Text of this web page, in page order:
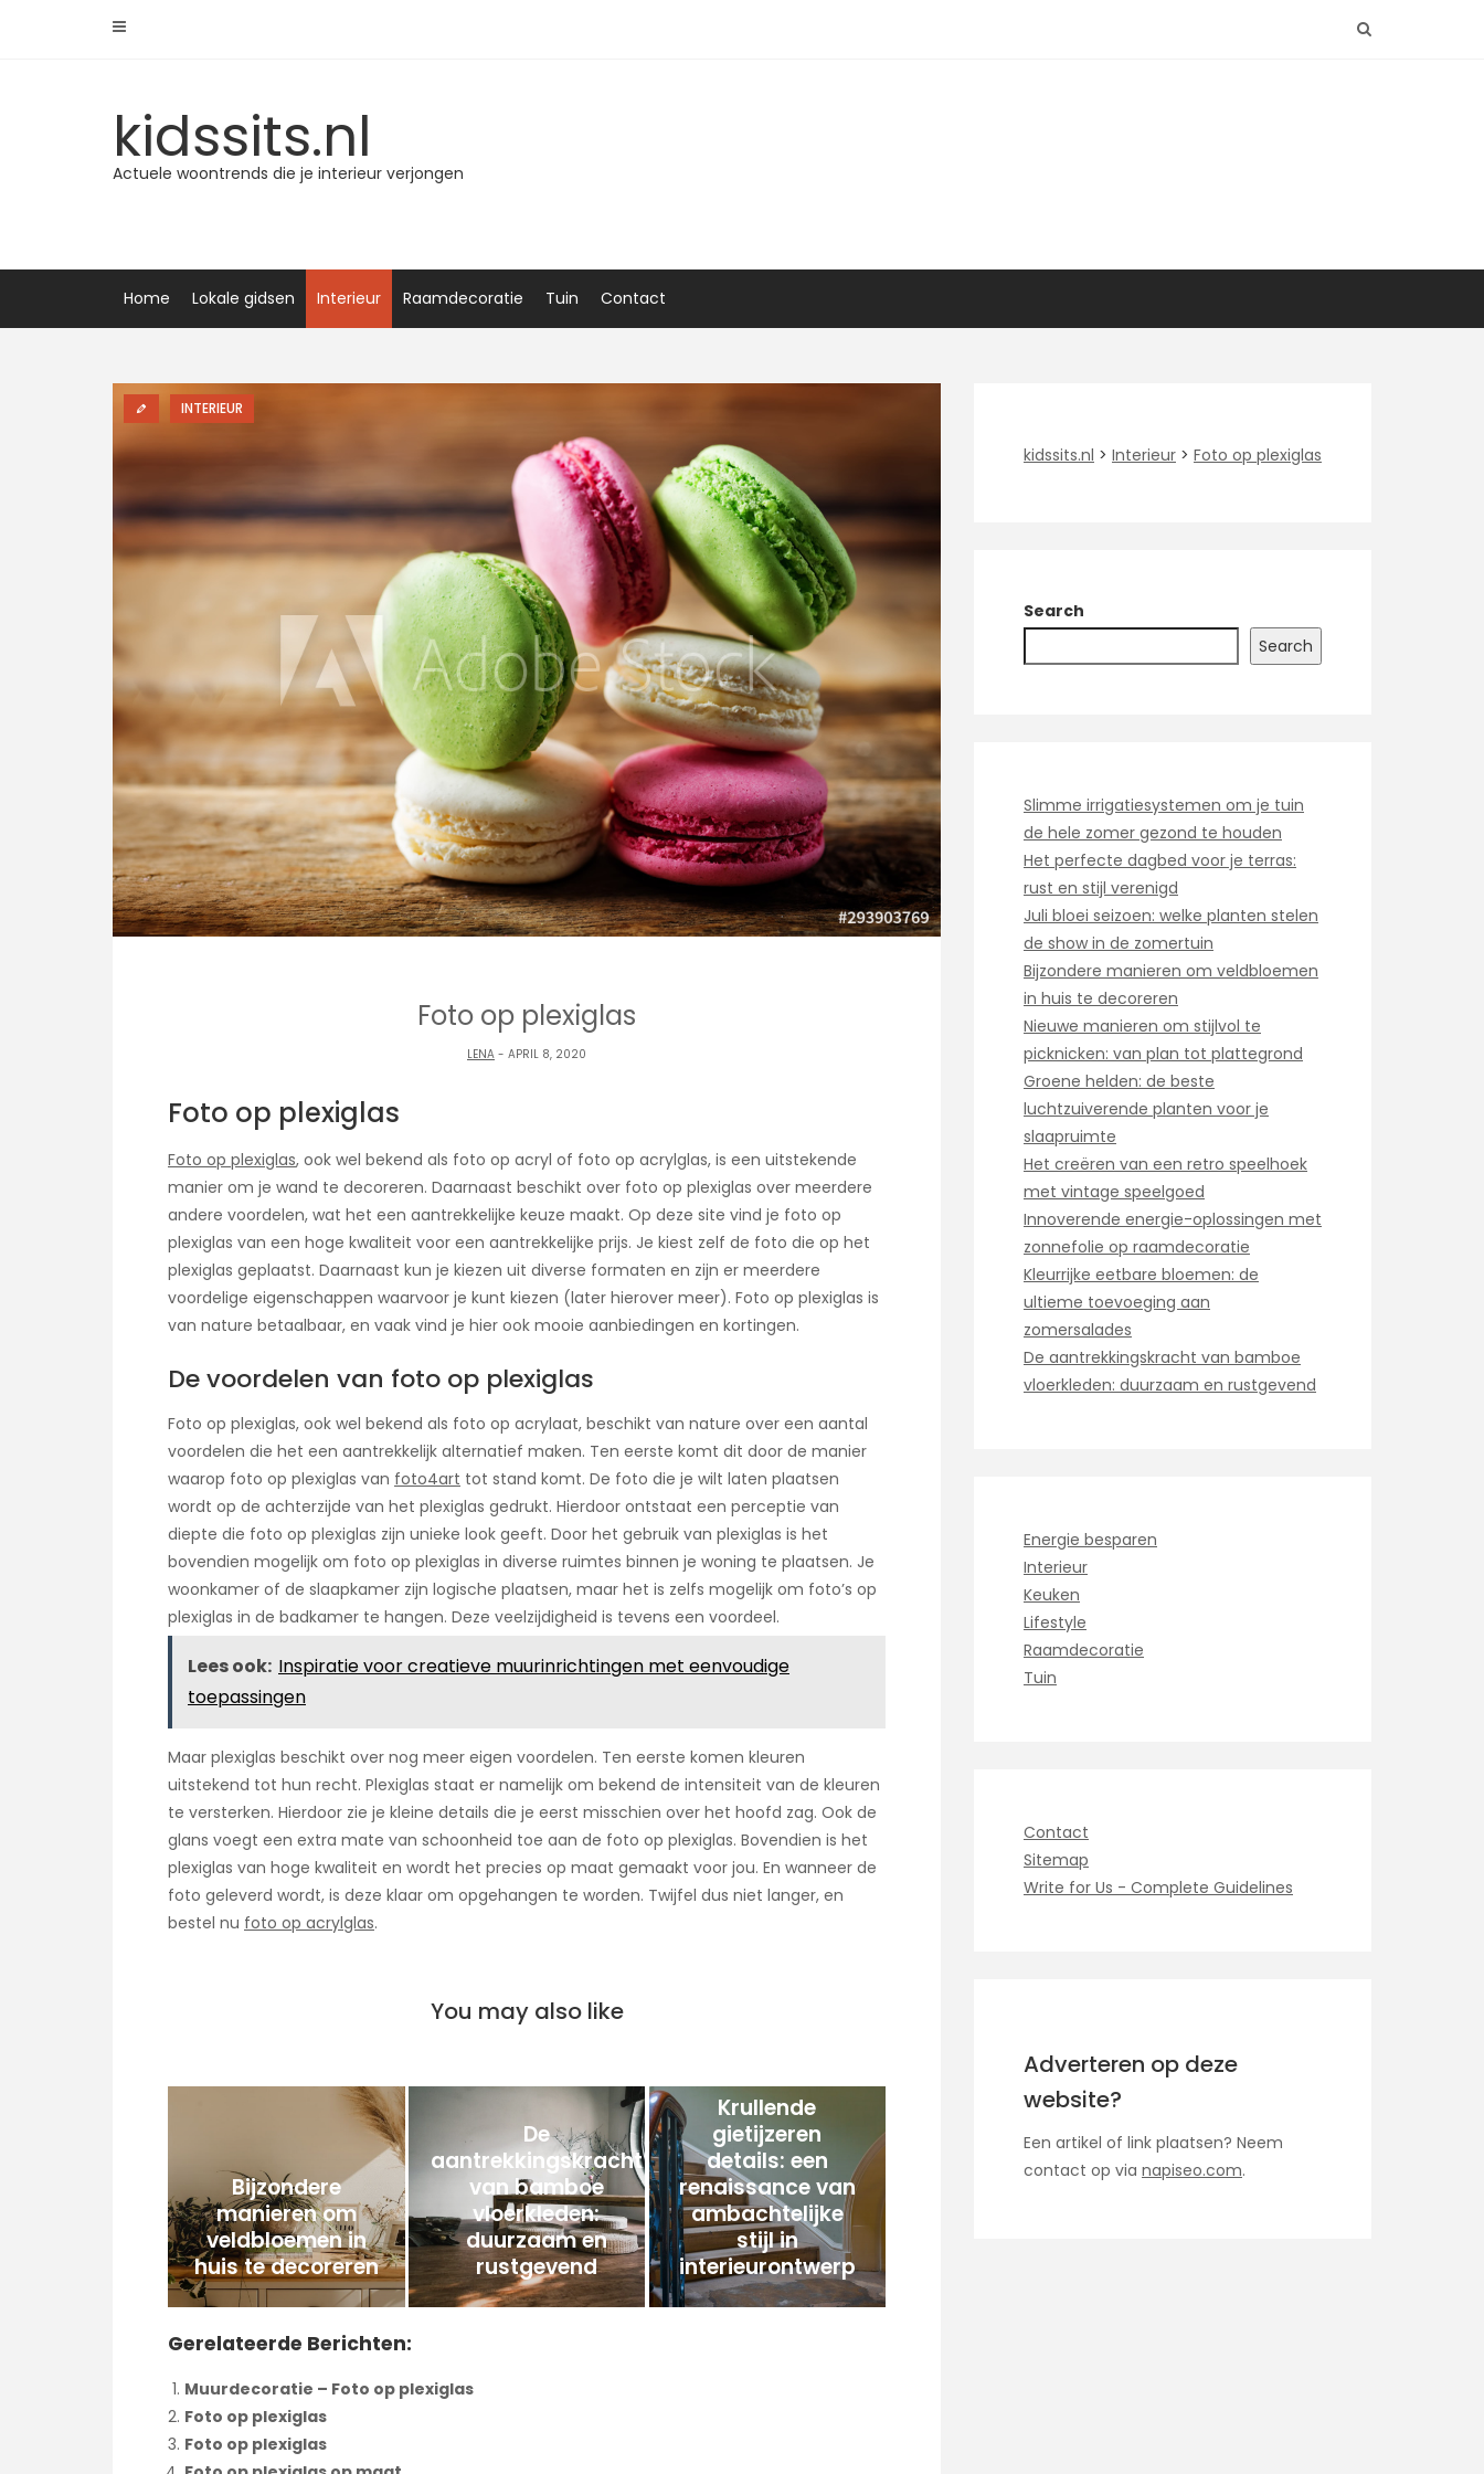
kidssits.nl
Actuele woontrends die je interieur verjongen
Home Lokale gidsen Interieur Raamdecoratie Tuin Contact
INTERIEUR
Foto op plexiglas
LENA - APRIL 8, 2020
Foto op plexiglas
Foto op plexiglas, ook wel bekend als foto op acryl of foto op acrylglas, is een uitstekende
manier om je wand te decoreren. Daarnaast beschikt over foto op plexiglas over meerdere
andere voordelen, wat het een aantrekkelijke keuze maakt. Op deze site vind je foto op
plexiglas van een hoge kwaliteit voor een aantrekkelijke prijs. Je kiest zelf de foto die op het
plexiglas geplaatst. Daarnaast kun je kiezen uit diverse formaten en zijn er meerdere
voordelige eigenschappen waarvoor je kunt kiezen (later hierover meer). Foto op plexiglas is
van nature betaalbaar, en vaak vind je hier ook mooie aanbiedingen en kortingen.
De voordelen van foto op plexiglas
Foto op plexiglas, ook wel bekend als foto op acrylaat, beschikt van nature over een aantal
voordelen die het een aantrekkelijk alternatief maken. Ten eerste komt dit door de manier
waarop foto op plexiglas van foto4art tot stand komt. De foto die je wilt laten plaatsen
wordt op de achterzijde van het plexiglas gedrukt. Hierdoor ontstaat een perceptie van
diepte die foto op plexiglas zijn unieke look geeft. Door het gebruik van plexiglas is het
bovendien mogelijk om foto op plexiglas in diverse ruimtes binnen je woning te plaatsen. Je
woonkamer of de slaapkamer zijn logische plaatsen, maar het is zelfs mogelijk om foto’s op
plexiglas in de badkamer te hangen. Deze veelzijdigheid is tevens een voordeel.
Lees ook: Inspiratie voor creatieve muurinrichtingen met eenvoudige
toepassingen
Maar plexiglas beschikt over nog meer eigen voordelen. Ten eerste komen kleuren
uitstekend tot hun recht. Plexiglas staat er namelijk om bekend de intensiteit van de kleuren
te versterken. Hierdoor zie je kleine details die je eerst misschien over het hoofd zag. Ook de
glans voegt een extra mate van schoonheid toe aan de foto op plexiglas. Bovendien is het
plexiglas van hoge kwaliteit en wordt het precies op maat gemaakt voor jou. En wanneer de
foto geleverd wordt, is deze klaar om opgehangen te worden. Twijfel dus niet langer, en
bestel nu foto op acrylglas.
You may also like
Bijzondere
manieren om
veldbloemen in
huis te decoreren
De
aantrekkingskracht
van bamboe
vloerkleden:
duurzaam en
rustgevend
Krullende
gietijzeren
details: een
renaissance van
ambachtelijke
stijl in
interieurontwerp
Gerelateerde Berichten:
Muurdecoratie – Foto op plexiglas
Foto op plexiglas
Foto op plexiglas
kidssits.nl > Interieur > Foto op plexiglas
Search
Search
Slimme irrigatiesystemen om je tuin
de hele zomer gezond te houden
Het perfecte dagbed voor je terras:
rust en stijl verenigd
Juli bloei seizoen: welke planten stelen
de show in de zomertuin
Bijzondere manieren om veldbloemen
in huis te decoreren
Nieuwe manieren om stijlvol te
picknicken: van plan tot plattegrond
Groene helden: de beste
luchtzuiverende planten voor je
slaapruimte
Het creëren van een retro speelhoek
met vintage speelgoed
Innoverende energie-oplossingen met
zonnefolie op raamdecoratie
Kleurrijke eetbare bloemen: de
ultieme toevoeging aan
zomersalades
De aantrekkingskracht van bamboe
vloerkleden: duurzaam en rustgevend
Energie besparen
Interieur
Keuken
Lifestyle
Raamdecoratie
Tuin
Contact
Sitemap
Write for Us - Complete Guidelines
Adverteren op deze
website?
Een artikel of link plaatsen? Neem
contact op via napiseo.com.